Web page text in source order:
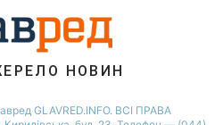
НОВИН
GLAVRED.INFO. ВСІ ПРАВА